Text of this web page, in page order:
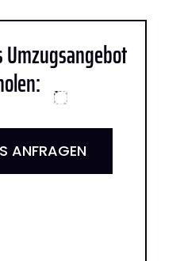
ANFRAGEN